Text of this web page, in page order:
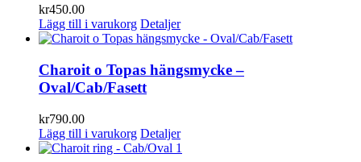
kr450.00
Lägg till i varukorg Detaljer
Charoit o Topas hängsmycke –
Oval/Cab/Fasett
kr790.00
Lägg till i varukorg Detaljer